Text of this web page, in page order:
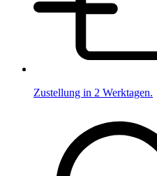
Zustellung in 2 Werktagen.